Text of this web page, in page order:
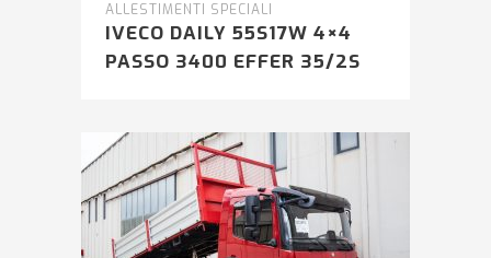
ALLESTIMENTI SPECIALI
IVECO DAILY 55S17W 4×4
PASSO 3400 EFFER 35/2S